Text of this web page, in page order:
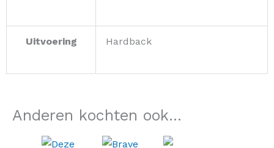
Uitvoering Hardback
Anderen kochten ook...